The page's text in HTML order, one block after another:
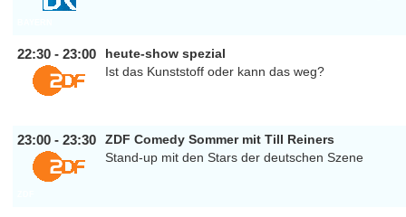
22:30 - 23:00
heute-show spezial
Ist das Kunststoff oder kann das weg?
23:00 - 23:30
ZDF Comedy Sommer mit Till Reiners
Stand-up mit den Stars der deutschen Szene